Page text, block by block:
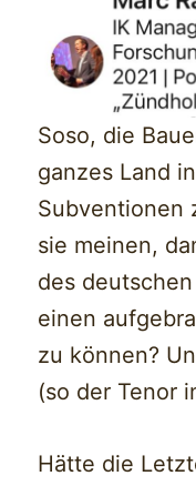
Soso, die
ganzes Land
Subventionen
sie meinen,
des
einen
zu können?
(so der Tenor
Hätte die